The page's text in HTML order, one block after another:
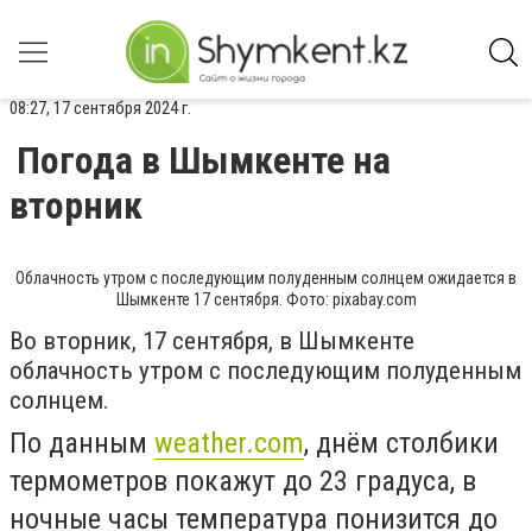
08:27, 17 сентября 2024 г.
Погода в Шымкенте на
вторник
Облачность утром с последующим полуденным солнцем ожидается в
Шымкенте 17 сентября. Фото: pixabay.com
Во вторник, 17 сентября, в Шымкенте
облачность утром с последующим полуденным
солнцем.
По данным weather.com, днём столбики
термометров покажут до 23 градуса, в
ночные часы температура понизится до